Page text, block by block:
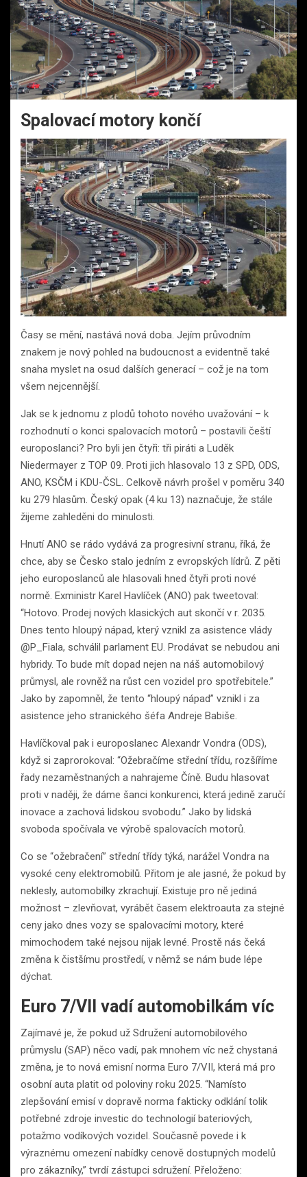
Spalovací motory končí
Časy se mění, nastává nová doba. Jejím průvodním
znakem je nový pohled na budoucnost a evidentně také
snaha myslet na osud dalších generací – což je na tom
všem nejcennější.
Jak se k jednomu z plodů tohoto nového uvažování – k
rozhodnutí o konci spalovacích motorů – postavili čeští
europoslanci? Pro byli jen čtyři: tři piráti a Luděk
Niedermayer z TOP 09. Proti jich hlasovalo 13 z SPD, ODS,
ANO, KSČM i KDU-ČSL. Celkově návrh prošel v poměru 340
ku 279 hlasům. Český opak (4 ku 13) naznačuje, že stále
žijeme zahleděni do minulosti.
Hnutí ANO se rádo vydává za progresivní stranu, říká, že
chce, aby se Česko stalo jedním z evropských lídrů. Z pěti
jeho europoslanců ale hlasovali hned čtyři proti nové
normě. Exministr Karel Havlíček (ANO) pak tweetoval:
“Hotovo. Prodej nových klasických aut skončí v r. 2035.
Dnes tento hloupý nápad, který vznikl za asistence vlády
@P_Fiala, schválil parlament EU. Prodávat se nebudou ani
hybridy. To bude mít dopad nejen na náš automobilový
průmysl, ale rovněž na růst cen vozidel pro spotřebitele.”
Jako by zapomněl, že tento “hloupý nápad” vznikl i za
asistence jeho stranického šéfa Andreje Babiše.
Havlíčkoval pak i europoslanec Alexandr Vondra (ODS),
když si zaprorokoval: “Ožebračíme střední třídu, rozšíříme
řady nezaměstnaných a nahrajeme Číně. Budu hlasovat
proti v naději, že dáme šanci konkurenci, která jedině zaručí
inovace a zachová lidskou svobodu.” Jako by lidská
svoboda spočívala ve výrobě spalovacích motorů.
Co se “ožebračení” střední třídy týká, narážel Vondra na
vysoké ceny elektromobilů. Přitom je ale jasné, že pokud by
neklesly, automobilky zkrachují. Existuje pro ně jediná
možnost – zlevňovat, vyrábět časem elektroauta za stejné
ceny jako dnes vozy se spalovacími motory, které
mimochodem také nejsou nijak levné. Prostě nás čeká
změna k čistšímu prostředí, v němž se nám bude lépe
dýchat.
Euro 7/VII vadí automobilkám víc
Zajímavé je, že pokud už Sdružení automobilového
průmyslu (SAP) něco vadí, pak mnohem víc než chystaná
změna, je to nová emisní norma Euro 7/VII, která má pro
osobní auta platit od poloviny roku 2025. “Namísto
zlepšování emisí v dopravě norma fakticky odklání tolik
potřebné zdroje investic do technologií bateriových,
potažmo vodíkových vozidel. Současně povede i k
výraznému omezení nabídky cenově dostupných modelů
pro zákazníky,” tvrdí zástupci sdružení. Přeloženo: